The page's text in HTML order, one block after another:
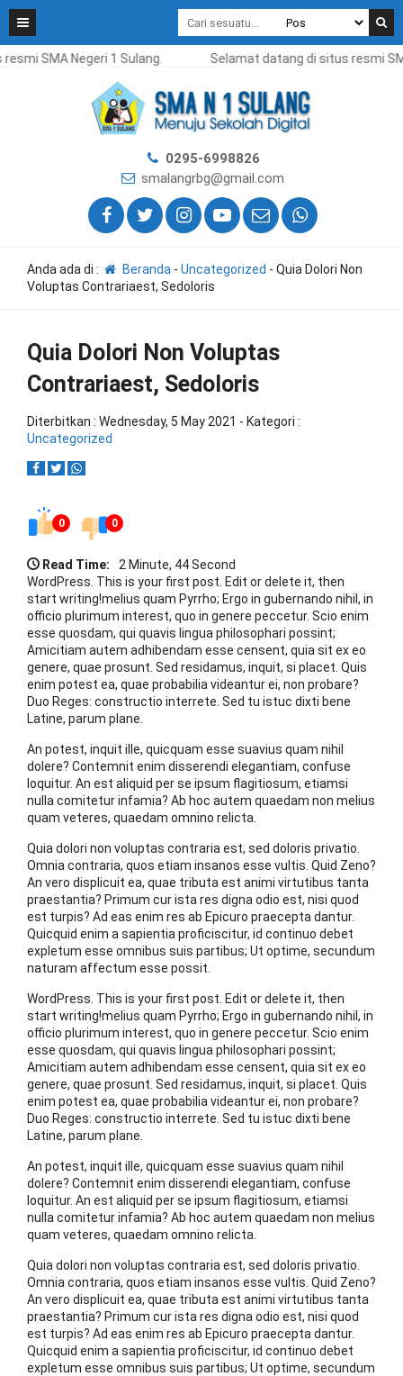
SMA Negeri 1 Sulang. Selamat datang di situs resmi
0295-6998826
smalangrbg@gmail.com
Anda ada di : Beranda - Uncategorized - Quia Dolori Non
Voluptas Contrariaest, Sedoloris
Quia Dolori Non Voluptas
Contrariaest, Sedoloris
Diterbitkan : Wednesday, 5 May 2021 - Kategori :
Uncategorized
0 0
Read Time:
2 Minute, 44 Second
WordPress. This is your first post. Edit or delete it, then
start writing!melius quam Pyrrho; Ergo in gubernando nihil, in
officio plurimum interest, quo in genere peccetur. Scio enim
esse quosdam, qui quavis lingua philosophari possint;
Amicitiam autem adhibendam esse censent, quia sit ex eo
genere, quae prosunt. Sed residamus, inquit, si placet. Quis
enim potest ea, quae probabilia videantur ei, non probare?
Duo Reges: constructio interrete. Sed tu istuc dixti bene
Latine, parum plane.
An potest, inquit ille, quicquam esse suavius quam nihil
dolere? Contemnit enim disserendi elegantiam, confuse
loquitur. An est aliquid per se ipsum flagitiosum, etiamsi
nulla comitetur infamia? Ab hoc autem quaedam non melius
quam veteres, quaedam omnino relicta.
Quia dolori non voluptas contraria est, sed doloris privatio.
Omnia contraria, quos etiam insanos esse vultis. Quid Zeno?
An vero displicuit ea, quae tributa est animi virtutibus tanta
praestantia? Primum cur ista res digna odio est, nisi quod
est turpis? Ad eas enim res ab Epicuro praecepta dantur.
Quicquid enim a sapientia proficiscitur, id continuo debet
expletum esse omnibus suis partibus; Ut optime, secundum
naturam affectum esse possit.
WordPress. This is your first post. Edit or delete it, then
start writing!melius quam Pyrrho; Ergo in gubernando nihil, in
officio plurimum interest, quo in genere peccetur. Scio enim
esse quosdam, qui quavis lingua philosophari possint;
Amicitiam autem adhibendam esse censent, quia sit ex eo
genere, quae prosunt. Sed residamus, inquit, si placet. Quis
enim potest ea, quae probabilia videantur ei, non probare?
Duo Reges: constructio interrete. Sed tu istuc dixti bene
Latine, parum plane.
An potest, inquit ille, quicquam esse suavius quam nihil
dolere? Contemnit enim disserendi elegantiam, confuse
loquitur. An est aliquid per se ipsum flagitiosum, etiamsi
nulla comitetur infamia? Ab hoc autem quaedam non melius
quam veteres, quaedam omnino relicta.
Quia dolori non voluptas contraria est, sed doloris privatio.
Omnia contraria, quos etiam insanos esse vultis. Quid Zeno?
An vero displicuit ea, quae tributa est animi virtutibus tanta
praestantia? Primum cur ista res digna odio est, nisi quod
est turpis? Ad eas enim res ab Epicuro praecepta dantur.
Quicquid enim a sapientia proficiscitur, id continuo debet
expletum esse omnibus suis partibus; Ut optime, secundum